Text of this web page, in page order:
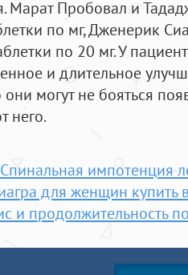
Пробовал и
по мг, Дженерик
по 20 мг. У
и длительное
могут не бояться
него.
Спинальная импотенция
для женщин купить
и продолжительность